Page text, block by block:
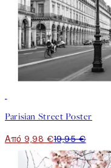
Parisian Street Poster
Από 9,98 €19,95 €